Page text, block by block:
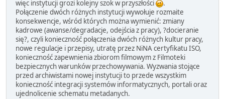
więc instytucji grozi kolejny szok w przyszłości
.
Połączenie dwóch różnych instytucji wywołuje rozmaite
konsekwencje, wśród których można wymienić: zmiany
kadrowe (awanse/degradacje, odejścia z pracy), ?docieranie
się?, czyli konieczność połączenia dwóch różnych kultur pracy,
nowe regulacje i przepisy, utratę przez NiNA certyfikatu ISO,
konieczność zapewnienia zbiorom filmowym z Filmoteki
bezpiecznych warunków przechowywania. Wyzwania stojące
przed archiwistami nowej instytucji to przede wszystkim
konieczność integracji systemów informatycznych, portali oraz
ujednolicenie schematu metadanych.